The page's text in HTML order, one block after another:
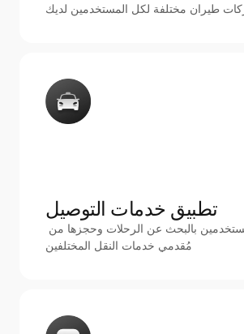
طيران مختلفة لكل المستخدمين لديك
تطبيق خدمات التوصيل
مُقدمي خدمات النقل المختلفين